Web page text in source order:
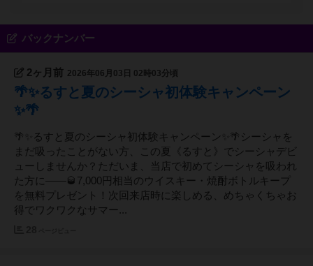
イトゲーム会 不定期開催 おすすめアニメ・映画
ビス実施中
バックナンバー
2ヶ月前 2026年06月03日 02時03分頃
🌴✨るすと夏のシーシャ初体験キャンペーン
✨🌴
🌴✨るすと夏のシーシャ初体験キャンペーン✨🌴シーシャを
まだ吸ったことがない方、この夏《るすと》でシーシャデビ
ューしませんか？ただいま、当店で初めてシーシャを吸われ
た方に――🥃7,000円相当のウイスキー・焼酎ボトルキープ
を無料プレゼント！次回来店時に楽しめる、めちゃくちゃお
得でワクワクなサマー...